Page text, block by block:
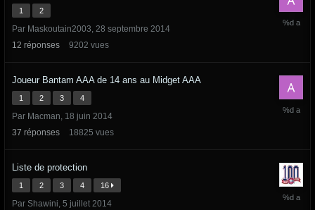
1 2
Par Maskoutain2003, 28 septembre 2014
12 réponses 9202 vues
30
Joueur Bantam AAA de 14 ans au Midget AAA
1 2 3 4
Par Macman, 18 juin 2014
37 réponses 18825 vues
14
Liste de protection
1 2 3 4 16
Par Shawini, 5 juillet 2014
23